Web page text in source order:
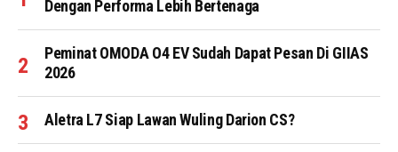
Dengan Performa Lebih Bertenaga
Peminat OMODA O4 EV Sudah Dapat Pesan Di GIIAS
2026
Aletra L7 Siap Lawan Wuling Darion CS?